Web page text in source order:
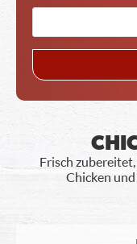
Frisch
Chicken